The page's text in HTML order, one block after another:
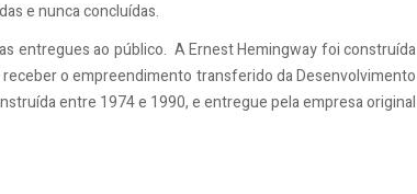
e nunca concluídas.
entregues ao público. A Ernest Hemingway foi construída
o empreendimento transferido da Desenvolvimento
entre 1974 e 1990, e entregue pela empresa original